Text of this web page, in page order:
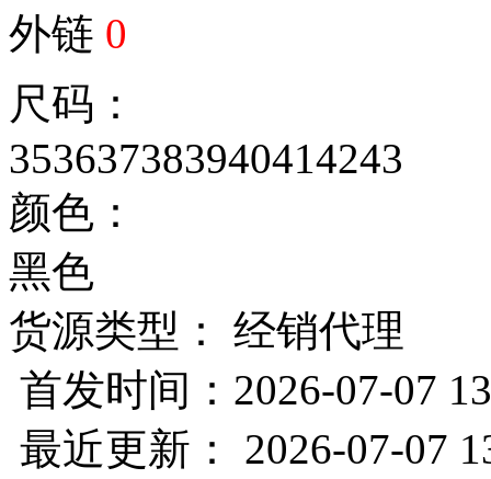
外链 0
尺码：
353637383940414243
颜色：
黑色
货源类型： 经销代理
首发时间：2026-07-07
最近更新： 2026-07-07